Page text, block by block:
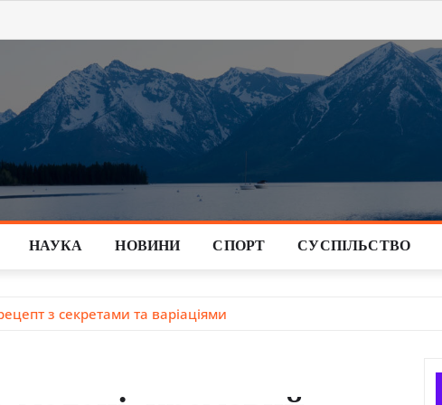
НАУКА НОВИНИ СПОРТ СУСПІЛЬСТВО
з секретами та варіаціями